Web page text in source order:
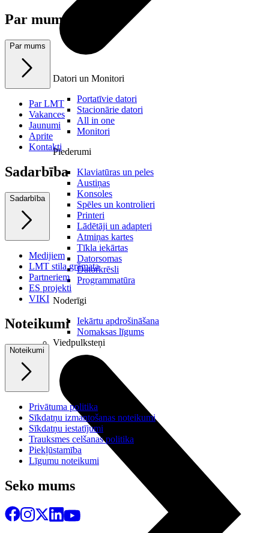
Datori un Monitori
Portatīvie datori
Stacionārie datori
All in one
Monitori
Piederumi
Klaviatūras un peles
Austiņas
Konsoles
Spēles un kontrolieri
Printeri
Lādētāji un adapteri
Atmiņas kartes
Tīkla iekārtas
Datorsomas
Datorkrēsli
Programmatūra
Noderīgi
Iekārtu apdrošināšana
Nomaksas līgums
Viedpulksteņi
Par mums
Par mums
Par LMT
Vakances
Jaunumi
Aprite
Kontakti
Sadarbība
Sadarbība
Medijiem
LMT stila grāmata
Partneriem
ES projekti
VIKI
Noteikumi
Noteikumi
Privātuma politika
Sīkdatņu izmantošanas noteikumi
Sīkdatņu iestatījumi
Trauksmes celšanas politika
Piekļūstamība
Līgumu noteikumi
Seko mums